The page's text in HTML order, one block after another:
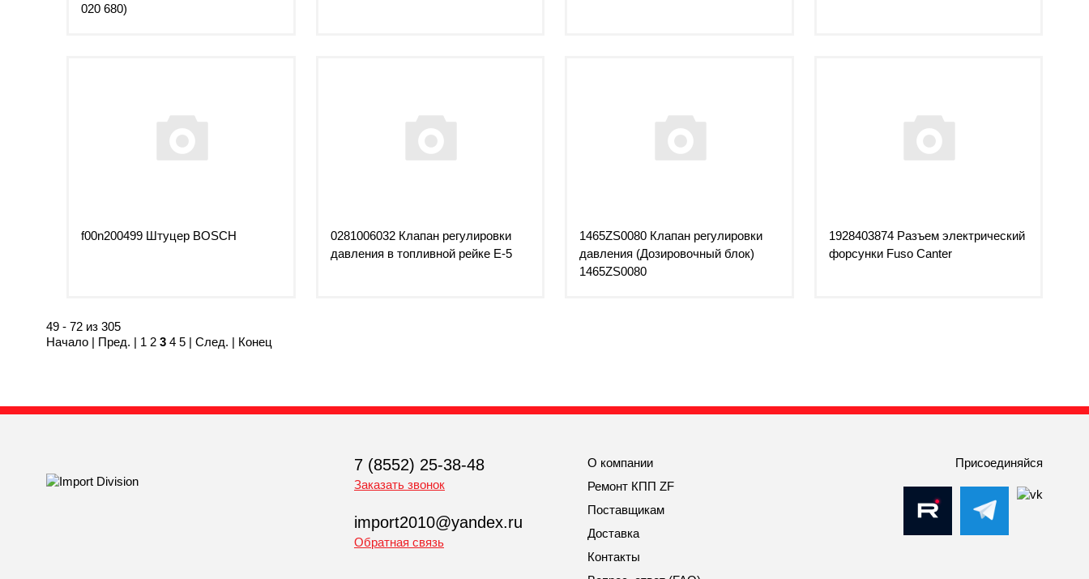
020 680)
f00n200499 Штуцер BOSCH
0281006032 Клапан регулировки
давления в топливной рейке Е-5
1465ZS0080 Клапан регулировки
давления (Дозировочный блок)
1465ZS0080
1928403874 Разъем электрический
форсунки Fuso Canter
49 - 72 из 305
Начало | Пред. | 1 2 3 4 5 | След. | Конец
7 (8552) 25-38-48
Заказать звонок
import2010@yandex.ru
Обратная связь
О компании
Ремонт КПП ZF
Поставщикам
Доставка
Контакты
Присоединяйся